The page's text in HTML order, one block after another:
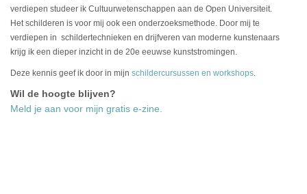
verdiepen studeer ik Cultuurwetenschappen aan de Open Universiteit.
Het schilderen is voor mij ook een onderzoeksmethode. Door mij te
verdiepen in schildertechnieken en drijfveren van moderne kunstenaars
krijg ik een dieper inzicht in de 20e eeuwse kunststromingen.
Deze kennis geef ik door in mijn schildercursussen en workshops.
Wil de hoogte blijven?
Meld je aan voor mijn gratis e-zine.